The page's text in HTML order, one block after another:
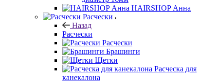
HAIRSHOP Анна
Расчески
Назад
Расчески
Расчески
Брашинги
Щетки
Расческа для
канекалона